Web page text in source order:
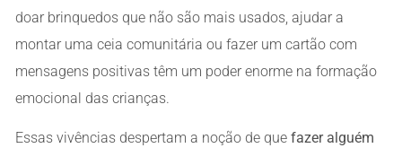
doar brinquedos que não são mais usados, ajudar a
montar uma ceia comunitária ou fazer um cartão com
mensagens positivas têm um poder enorme na formação
emocional das crianças.
Essas vivências despertam a noção de que fazer alguém